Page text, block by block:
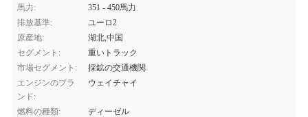
馬力:
351 - 450馬力
排放基準:
ユーロ2
原産地:
湖北,中国
セグメント:
重いトラック
市場セグメント:
採鉱の交通機関
エンジンのブラ
ンド:
ウェイチャイ
燃料の種類:
ディーゼル